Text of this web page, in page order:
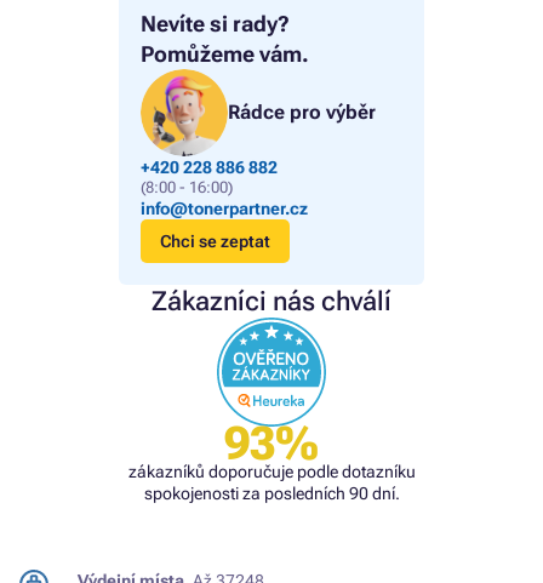
Nevíte si rady?
Pomůžeme vám.
Rádce pro výběr
+420 228 886 882
(8:00 - 16:00)
info@tonerpartner.cz
Chci se zeptat
Zákazníci nás chválí
93%
zákazníků doporučuje podle dotazníku
spokojenosti za posledních 90 dní.